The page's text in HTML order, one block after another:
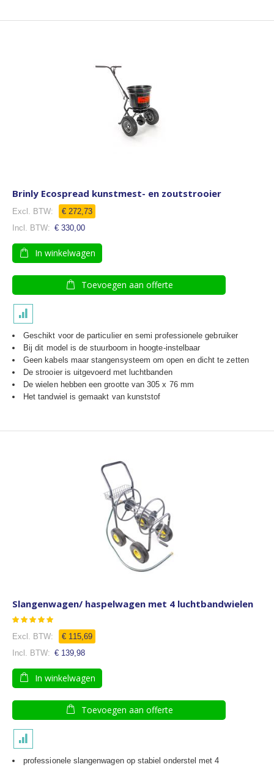
Brinly Ecospread kunstmest- en zoutstrooier
€ 272,73
€ 330,00
In winkelwagen
Toevoegen aan offerte
Geschikt voor de particulier en semi professionele gebruiker
Bij dit model is de stuurboom in hoogte-instelbaar
Geen kabels maar stangensysteem om open en dicht te zetten
De strooier is uitgevoerd met luchtbanden
De wielen hebben een grootte van 305 x 76 mm
Het tandwiel is gemaakt van kunststof
Slangenwagen/ haspelwagen met 4 luchtbandwielen
Waardering:
100
100
€ 115,69
€ 139,98
In winkelwagen
Toevoegen aan offerte
professionele slangenwagen op stabiel onderstel met 4